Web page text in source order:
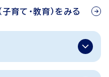
育て・教育）をみる